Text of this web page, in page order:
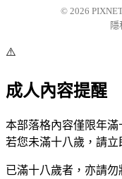
© 2026
隱
⚠️
成人內容提醒
本部落格內容僅限年滿
若您未滿十八歲，請立
已滿十八歲者，亦請勿